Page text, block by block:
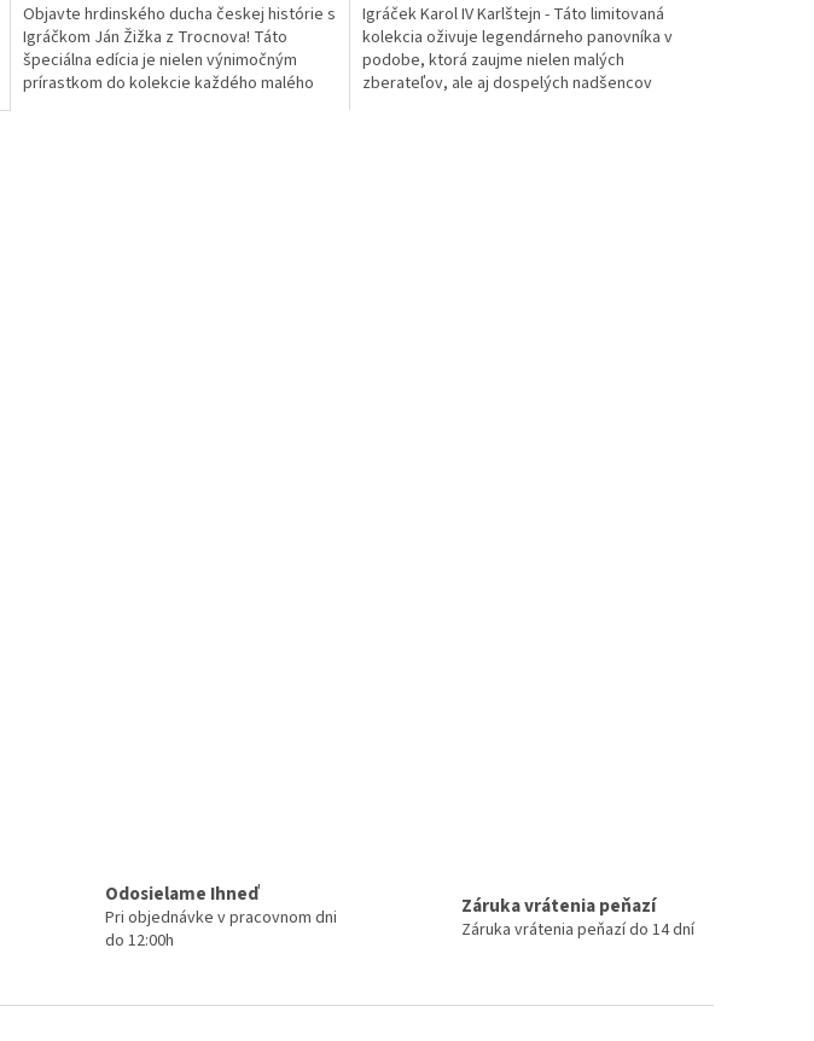
Objavte hrdinského ducha českej histórie s
Igráčkom Ján Žižka z Trocnova! Táto
špeciálna edícia je nielen výnimočným
prírastkom do kolekcie každého malého
Igráček Karol IV Karlštejn - Táto limitovaná
kolekcia oživuje legendárneho panovníka v
podobe, ktorá zaujme nielen malých
zberateľov, ale aj dospelých nadšencov
e
p
r
y
Odosielame Ihneď
Pri objednávke v pracovnom dni
do 12:00h
Záruka vrátenia peňazí
Záruka vrátenia peňazí do 14 dní